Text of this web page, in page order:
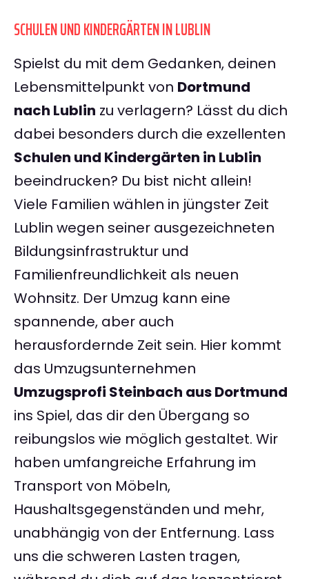
SCHULEN UND KINDERGÄRTEN IN LUBLIN
Spielst du mit dem Gedanken, deinen
Lebensmittelpunkt von Dortmund
nach Lublin zu verlagern? Lässt du dich
dabei besonders durch die exzellenten
Schulen und Kindergärten in Lublin
beeindrucken? Du bist nicht allein!
Viele Familien wählen in jüngster Zeit
Lublin wegen seiner ausgezeichneten
Bildungsinfrastruktur und
Familienfreundlichkeit als neuen
Wohnsitz. Der Umzug kann eine
spannende, aber auch
herausfordernde Zeit sein. Hier kommt
das Umzugsunternehmen
Umzugsprofi Steinbach aus Dortmund
ins Spiel, das dir den Übergang so
reibungslos wie möglich gestaltet. Wir
haben umfangreiche Erfahrung im
Transport von Möbeln,
Haushaltsgegenständen und mehr,
unabhängig von der Entfernung. Lass
uns die schweren Lasten tragen,